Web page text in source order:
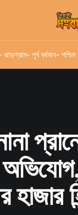
ঝাড়গ্রাম- পূর্ব বর্ধমান- পশ্চিম
হাজার